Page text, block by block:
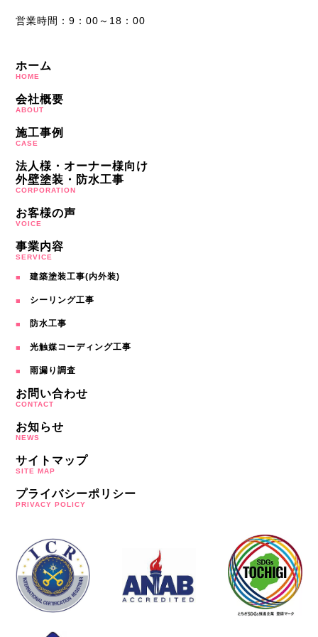
営業時間：9：00～18：00
ホーム
HOME
会社概要
ABOUT
施工事例
CASE
法人様・オーナー様向け
外壁塗装・防水工事
CORPORATION
お客様の声
VOICE
事業内容
SERVICE
建築塗装工事(内外装)
シーリング工事
防水工事
光触媒コーディング工事
雨漏り調査
お問い合わせ
CONTACT
お知らせ
NEWS
サイトマップ
SITE MAP
プライバシーポリシー
PRIVACY POLICY